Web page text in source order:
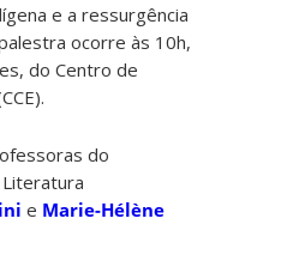
e a ressurgência
ocorre às 10h,
do Centro de
do
e Marie-Hélène